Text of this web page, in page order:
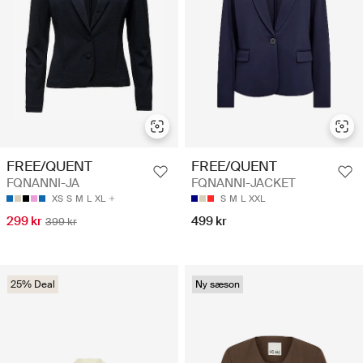
FREE/QUENT
FQNANNI-JA
XS S M L XL
299 kr 399 kr
FREE/QUENT
FQNANNI-JACKET
S M L XXL
499 kr
25% Deal Ny sæson